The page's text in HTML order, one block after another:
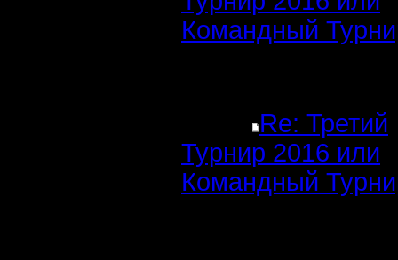
Командный
Re: Третий
Турнир 2016 или
Командный